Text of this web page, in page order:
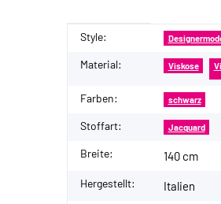
Produkteigenschaft
Wert
Style:
Material: Viskose
Farben: schwarz
Stoffart: Jacquard
Breite: 140 cm
Hergestellt: Italien